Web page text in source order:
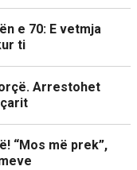
e 70: E vetmja
ti
Arrestohet
“Mos më prek”,